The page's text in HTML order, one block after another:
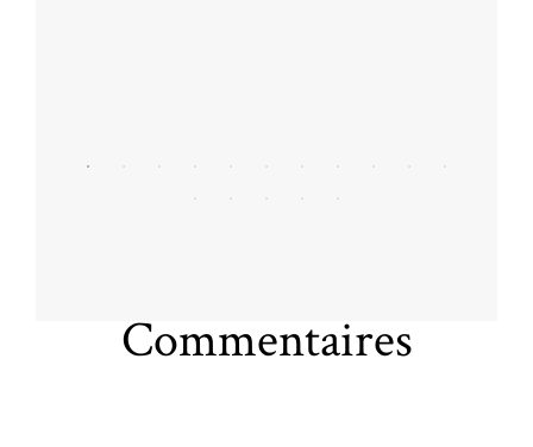
Commentaires